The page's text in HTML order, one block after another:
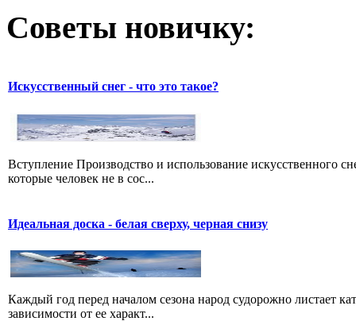
Советы новичку:
Искусственный снег - что это такое?
Вступление Производство и использование искусственного
которые человек не в сос...
Идеальная доска - белая сверху, черная снизу
Каждый год перед началом сезона народ судорожно листает
зависимости от ее характ...